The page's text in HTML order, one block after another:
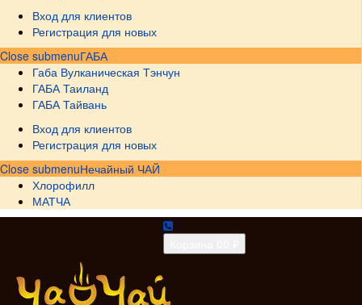
Вход для клиентов
Регистрация для новых
Close submenuГАБА
Габа Вулканическая Тэнчун
ГАБА Таиланд
ГАБА Тайвань
Вход для клиентов
Регистрация для новых
Close submenuНечайный ЧАЙ
Хлорофилл
МАТЧА